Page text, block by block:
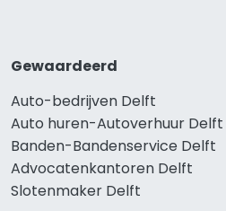
Gewaardeerd
Auto-bedrijven Delft
Auto huren-Autoverhuur Delft
Banden-Bandenservice Delft
Advocatenkantoren Delft
Slotenmaker Delft